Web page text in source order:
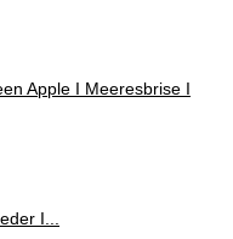
Apple I Meeresbrise I